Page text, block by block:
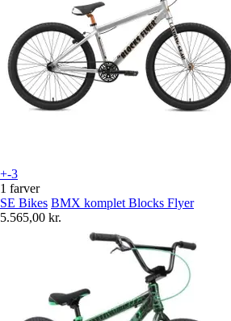
+-3
1 farver
SE Bikes BMX komplet Blocks Flyer
5.565,00 kr.